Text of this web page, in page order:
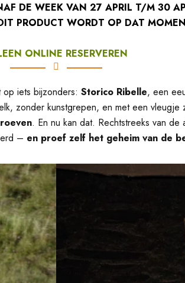
DE WEEK VAN 27 APRIL T/M 30
PRODUCT WORDT OP DAT
ONLINE RESERVEREN
iets bijzonders: Storico Ribelle, een
zonder kunstgrepen, en met een vleugje
. En nu kan dat. Rechtstreeks van
– en proef zelf het geheim van de